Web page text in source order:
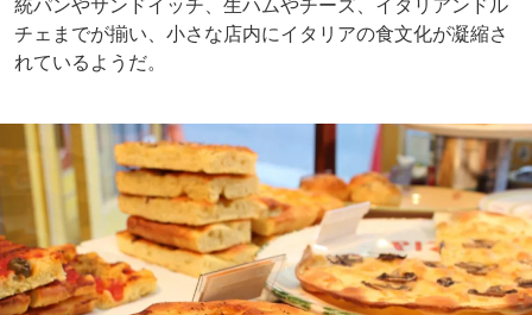
チェまでが揃い、小さな店内にイタリアの食文化が凝縮さ
れているようだ。